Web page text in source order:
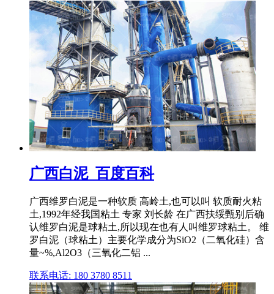
广西白泥_百度百科
广西维罗白泥是一种软质 高岭土,也可以叫 软质耐火粘
土,1992年经我国粘土 专家 刘长龄 在广西扶绥甄别后确
认维罗白泥是球粘土,所以现在也有人叫维罗球粘土。 维
罗白泥（球粘土）主要化学成分为SiO2（二氧化硅）含
量~%,Al2O3（三氧化二铝 ...
联系电话: 180 3780 8511